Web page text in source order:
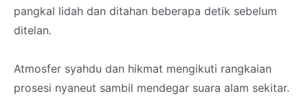
pangkal lidah dan ditahan beberapa detik sebelum
ditelan.
Atmosfer syahdu dan hikmat mengikuti rangkaian
prosesi nyaneut sambil mendegar suara alam sekitar.